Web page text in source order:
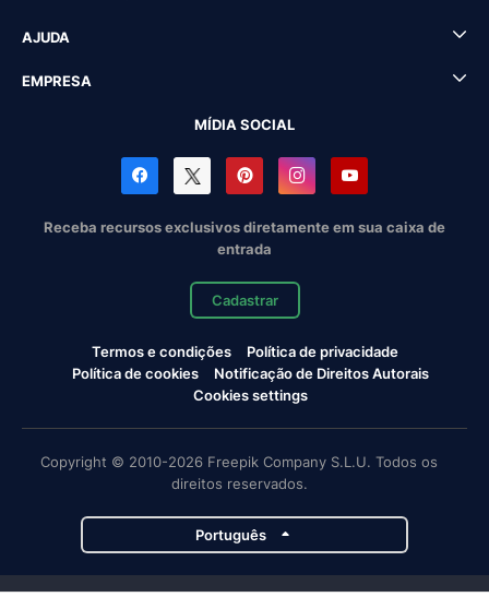
AJUDA
EMPRESA
MÍDIA SOCIAL
Receba recursos exclusivos diretamente em sua caixa de
entrada
Cadastrar
Termos e condições
Política de privacidade
Política de cookies
Notificação de Direitos Autorais
Cookies settings
Copyright © 2010-2026 Freepik Company S.L.U. Todos os
direitos reservados.
Português